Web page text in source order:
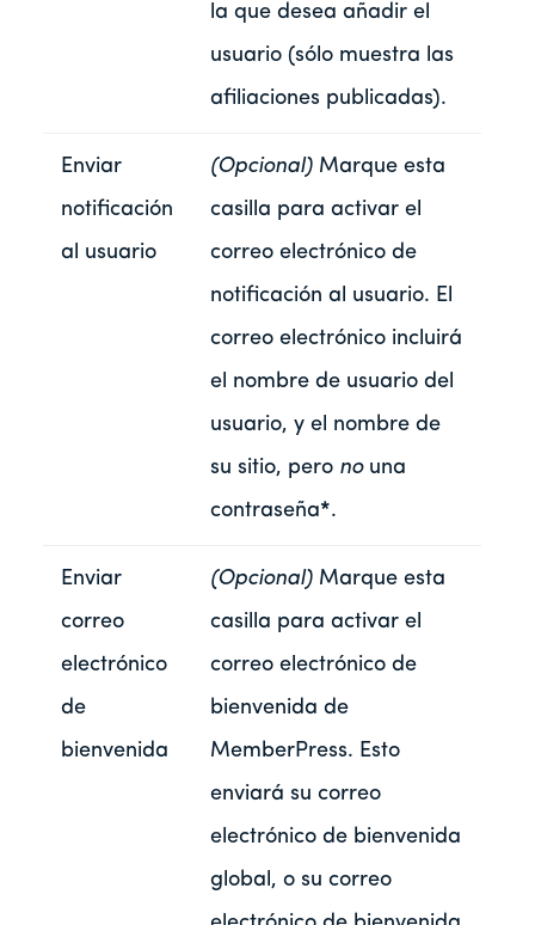
la que desea añadir el
usuario (sólo muestra las
afiliaciones publicadas).
Enviar
notificación
al usuario
(Opcional) Marque esta
casilla para activar el
correo electrónico de
notificación al usuario. El
correo electrónico incluirá
el nombre de usuario del
usuario, y el nombre de
su sitio, pero no una
contraseña*.
Enviar
correo
electrónico
de
bienvenida
(Opcional) Marque esta
casilla para activar el
correo electrónico de
bienvenida de
MemberPress. Esto
enviará su correo
electrónico de bienvenida
global, o su correo